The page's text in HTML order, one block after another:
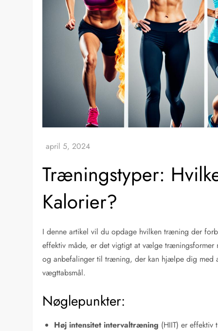
Træningstyper:
Kalorier?
I denne artikel vil du opdage hvilken træning der
effektiv måde, er det vigtigt at vælge
og anbefalinger til træning, der kan hjælpe dig med
vægttabsmål.
Nøglepunkter:
Høj intensitet intervaltræning (HIIT) er